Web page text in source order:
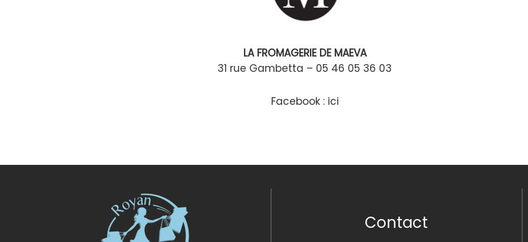
LA FROMAGERIE DE MAEVA
31 rue Gambetta – 05 46 05 36 03
Facebook : ici
Contact